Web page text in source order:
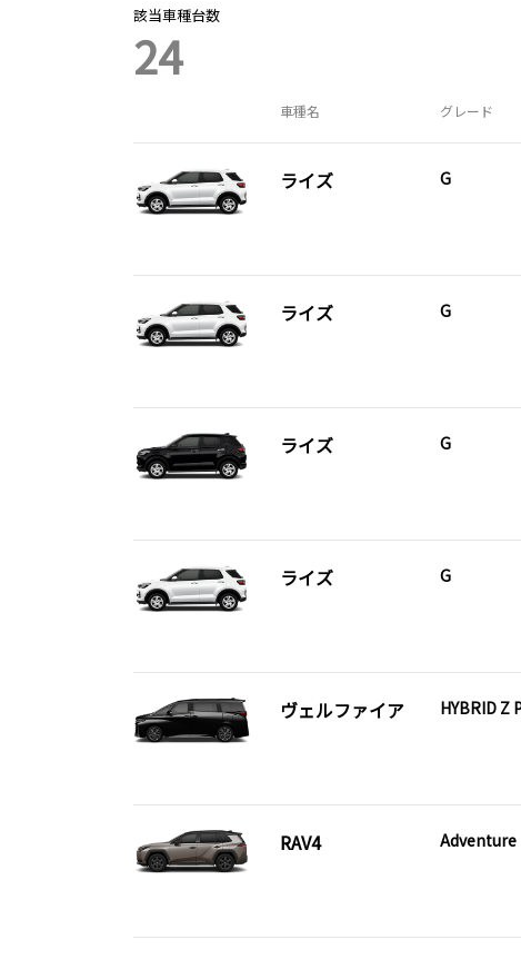
該当車種台数
24
車種名 グレード
ライズ G
ライズ G
ライズ G
ライズ G
ヴェルファイア HYBRID Z
RAV4 Adventure